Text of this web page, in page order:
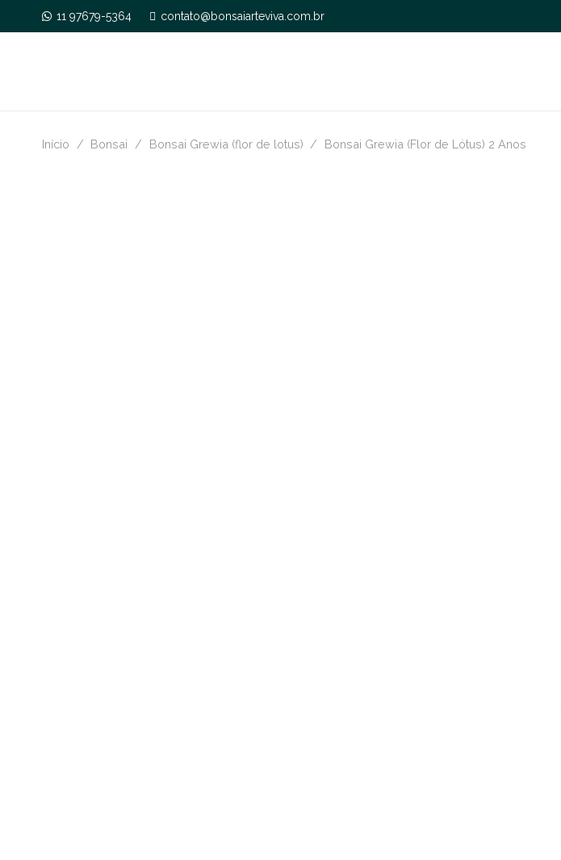
11 97679-5364 contato@bonsaiarteviva.com.br
Início / Bonsai / Bonsai Grewia (flor de lotus) / Bonsai Grewia (Flor de Lótus) 2 Anos